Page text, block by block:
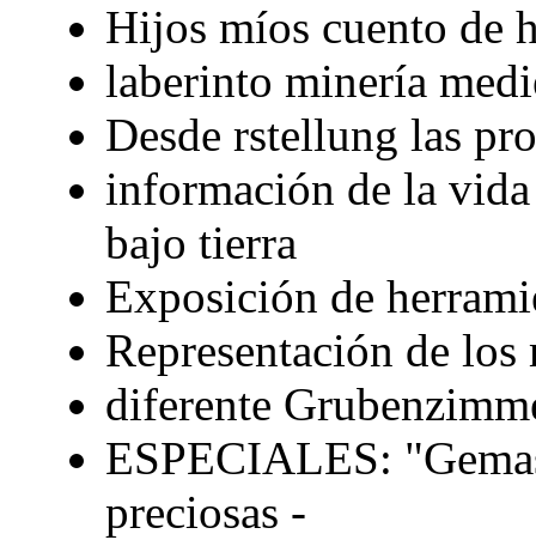
Hijos míos cuento de
laberinto minería
Desde rstellung las
información de la
bajo tierra
Exposición de
Representación de
diferente
ESPECIALES:
preciosas -